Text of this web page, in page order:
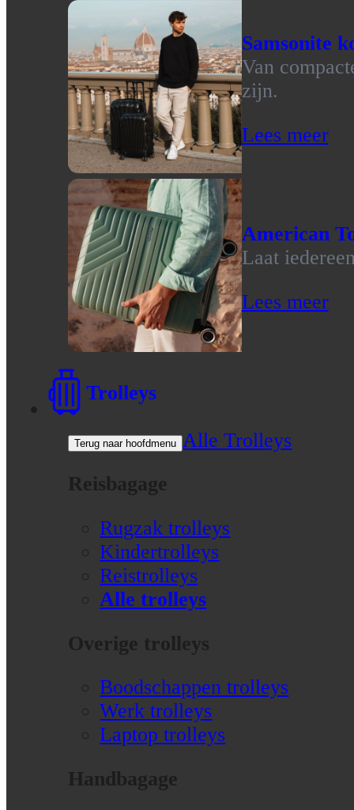
Samsonite
Van
zijn.
Lees meer
American
Laat
Lees meer
Trolleys
Terug naar hoofdmenu Alle Trolleys
Reisbagage
Rugzak trolleys
Kindertrolleys
Reistrolleys
Alle trolleys
Overige trolleys
Boodschappen trolleys
Werk trolleys
Laptop trolleys
Handbagage